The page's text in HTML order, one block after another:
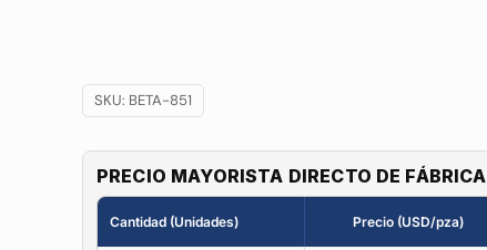
SKU: BETA-851
PRECIO MAYORISTA DIRECTO DE FÁBRICA
Cantidad (Unidades) Precio (USD/pza)